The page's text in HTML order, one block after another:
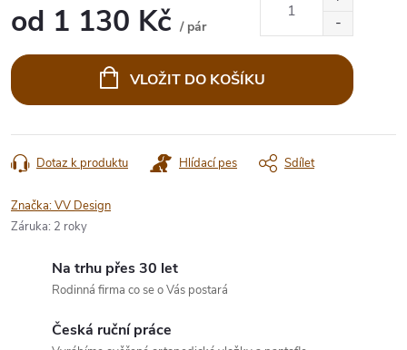
od 1 130 Kč / pár
cena:
VLOŽIT DO KOŠÍKU
Dotaz k produktu Hlídací pes Sdílet
Značka:VV Design
Záruka: 2 roky
Na trhu přes 30 let
Rodinná firma co se o Vás postará
Česká ruční práce